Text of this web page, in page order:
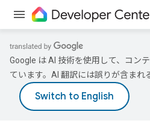
Google は AI 技術を使用して、コン
ています。AI 翻訳には誤りが含まれ